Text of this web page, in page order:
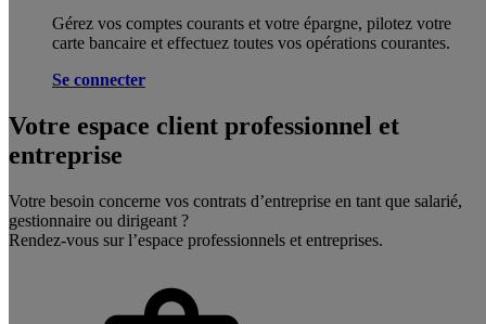
Gérez vos comptes courants et votre épargne, pilotez votre
carte bancaire et effectuez toutes vos opérations courantes.
Se connecter
Votre espace client professionnel et
entreprise
Votre besoin concerne vos contrats d’entreprise en tant que salarié,
gestionnaire ou dirigeant ?
Rendez-vous sur l’espace professionnels et entreprises.